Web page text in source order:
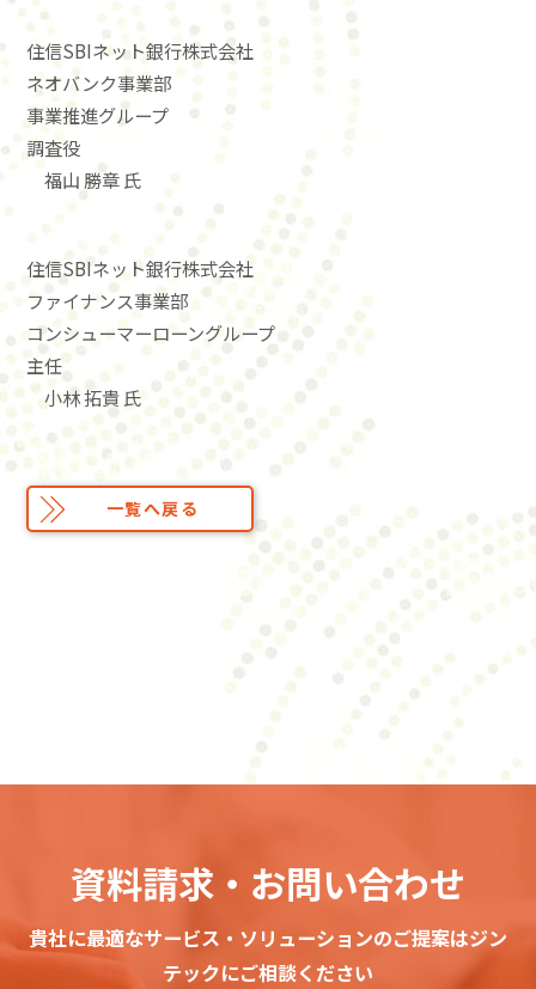
住信SBIネット銀行株式会社
ネオバンク事業部
事業推進グループ
調査役
福山 勝章 氏
住信SBIネット銀行株式会社
ファイナンス事業部
コンシューマーローングループ
主任
小林 拓貴 氏
一覧へ戻る
資料請求・お問い合わせ
貴社に最適なサービス・ソリューションのご提案はジン
テックにご相談ください